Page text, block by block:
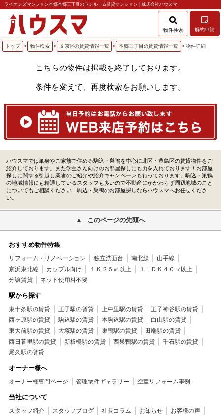
ライオンズマンション本郷本郷三丁目のワンルーム賃貸マンション | 株式会社ハウスマ
物件検索 解約申請
トップ > 物件検索 > 文京区の賃貸情報一覧 > 本郷三丁目の賃貸情報一覧 > 物件詳細
こちらの物件は掲載を終了しております。
条件を変えて、再度検索をお願いします。
ハウスマでは単身やご家族で住める駒込・巣鴨を中心に北区・豊島区の賃貸物件をご
紹介しております。また学生さん向けのお部屋探しにも力を入れております！お部屋
探しに関する引越し業者のご紹介や紹介キャンペーンも行っております。駒込・巣鴨
の地域情報にも精通しているスタッフも多いので不動産にかかわらず周辺地域のこと
についてもご相談ください！駒込・巣鴨のお部屋探しならハウスマへお任せくださ
い。
このページの先頭へ
おすすめ物件特集
リフォーム・リノベーション 独立洗面台 南北線
山手線
京浜東北線
カップル向け １Ｋ２５㎡以上
１ＬＤＫ４０㎡以上
分譲賃貸
ネット使用料不要
駅から探す
東十条駅の賃貸 王子駅の賃貸 上中里駅の賃貸
王子神谷駅の賃貸
西ヶ原駅の賃貸
駒込駅の賃貸 本駒込駅の賃貸
白山駅の賃貸
東大前駅の賃貸
大塚駅の賃貸 巣鴨駅の賃貸
田端駅の賃貸
西日暮里駅の賃貸
新板橋駅の賃貸 西巣鴨駅の賃貸
千石駅の賃貸
尾久駅の賃貸
オーナー様へ
オーナー様専門ページ 管理物件ギャラリー 空室リフォーム事例
当社について
スタッフ紹介 スタッフブログ 社長コラム お知らせ
お客様の声